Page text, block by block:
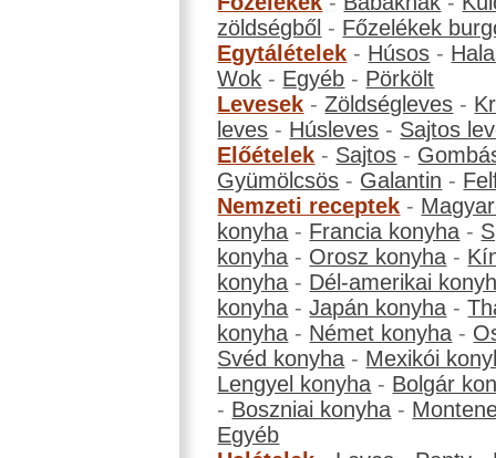
zöldségből - Főzelékek
Egytálételek - Húsos -
Wok - Egyéb - Pörkölt
Levesek -Zöldségleves -
leves - Húsleves - Sajtos
Előételek - Sajtos -
Gyümölcsös - Galantin -
Nemzeti receptek -
konyha - Francia konyha -
konyha - Orosz konyha -
konyha - Dél-amerikai
konyha -Japán konyha -
konyha - Német konyha -
Svéd konyha - Mexikói
Lengyel konyha - Bolgár
- Boszniai konyha -
Egyéb